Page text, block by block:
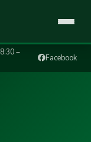
–
Facebook